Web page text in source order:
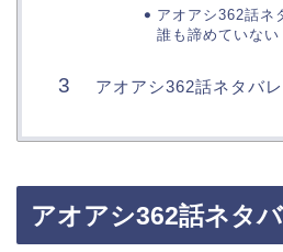
アオアシ362話ネ
誰も諦めていない
アオアシ362話ネタバ
アオアシ362話ネタ